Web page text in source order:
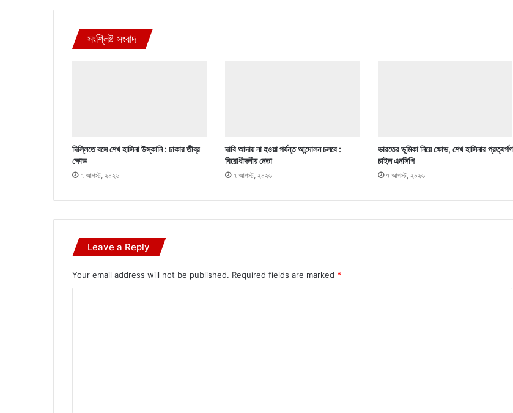
সংশ্লিষ্ট সংবাদ
দিল্লিতে বসে শেখ হাসিনা উস্কানি : ঢাকার তীব্র
ক্ষোভ
৭ আগস্ট, ২০২৬
দাবি আদায় না হওয়া পর্যন্ত আন্দোলন চলবে :
বিরোধীদলীয় নেতা
৭ আগস্ট, ২০২৬
ভারতের ভূমিকা নিয়ে ক্ষোভ, শেখ হাসিনার প্রত্যর্পণ
চাইল এনসিপি
৭ আগস্ট, ২০২৬
Leave a Reply
Your email address will not be published. Required fields are marked *